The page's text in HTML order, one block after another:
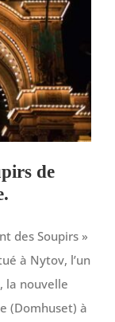
de
des Soupirs »
à Nytov, l’un
la nouvelle
(Domhuset) à